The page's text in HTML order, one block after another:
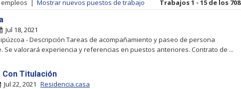
| Mostrar nuevos puestos de trabajo Trabajos 1 - 15 de los 708
Jul 18, 2021
- Descripción Tareas de acompañamiento y paseo de persona
Se valorará experiencia y referencias en puestos anteriores. Contrato de ...
Con Titulación
Jul 22, 2021 Residencia.casa